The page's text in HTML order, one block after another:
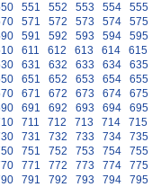
551 552 553 554 555
571 572 573 574 575
591 592 593 594 595
611 612 613 614 615
631 632 633 634 635
651 652 653 654 655
671 672 673 674 675
691 692 693 694 695
711 712 713 714 715
731 732 733 734 735
751 752 753 754 755
771 772 773 774 775
791 792 793 794 795